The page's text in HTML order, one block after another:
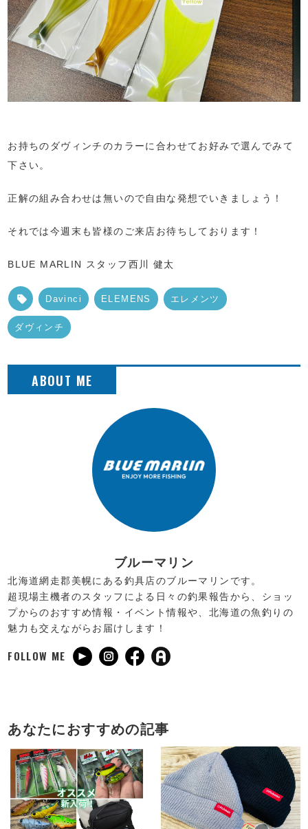
お持ちのダヴィンチのカラーに合わせてお好みで選んでみて
下さい。
正解の組み合わせは無いので自由な発想でいきましょう！
それでは今週末も皆様のご来店お待ちしております！
BLUE MARLIN スタッフ西川 健太
Davinci ELEMENS エレメンツ
ダヴィンチ
ブルーマリン
北海道網走郡美幌にある釣具店のブルーマリンです。
超現場主機者のスタッフによる日々の釣果報告から、ショッ
プからのおすすめ情報・イベント情報や、北海道の魚釣りの
魅力も交えながらお届けします！
FOLLOW ME
あなたにおすすめの記事